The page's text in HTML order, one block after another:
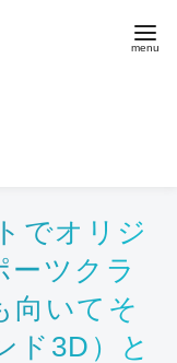
でオリジ
ーツクラ
向いてそ
ド3D）と